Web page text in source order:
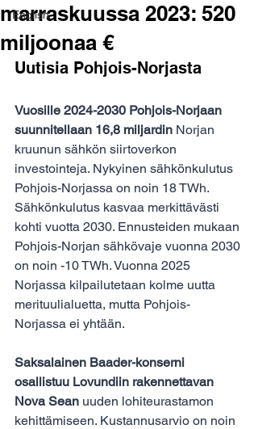
English
marraskuussa 2023: 520
miljoonaa €
Uutisia Pohjois-Norjasta
Vuosille 2024-2030 Pohjois-Norjaan
suunnitellaan 16,8 miljardin Norjan
kruunun sähkön siirtoverkon
investointeja. Nykyinen sähkönkulutus
Pohjois-Norjassa on noin 18 TWh.
Sähkönkulutus kasvaa merkittävästi
kohti vuotta 2030. Ennusteiden mukaan
Pohjois-Norjan sähkövaje vuonna 2030
on noin -10 TWh. Vuonna 2025
Norjassa kilpailutetaan kolme uutta
merituulialuetta, mutta Pohjois-
Norjassa ei yhtään.
Saksalainen Baader-konserni
osallistuu Lovundiin rakennettavan
Nova Sean uuden lohiteurastamon
kehittämiseen. Kustannusarvio on noin